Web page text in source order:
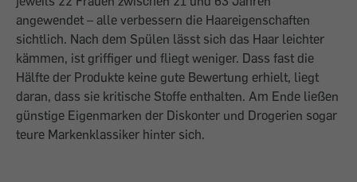
angewendet – alle verbessern die Haareigenschaften
sichtlich. Nach dem Spülen lässt sich das Haar leichter
kämmen, ist griffiger und fliegt weniger. Dass fast die
Hälfte der Produkte keine gute Bewertung erhielt, liegt
daran, dass sie kritische Stoffe enthalten. Am Ende ließen
günstige Eigenmarken der Diskonter und Drogerien sogar
teure Markenklassiker hinter sich.